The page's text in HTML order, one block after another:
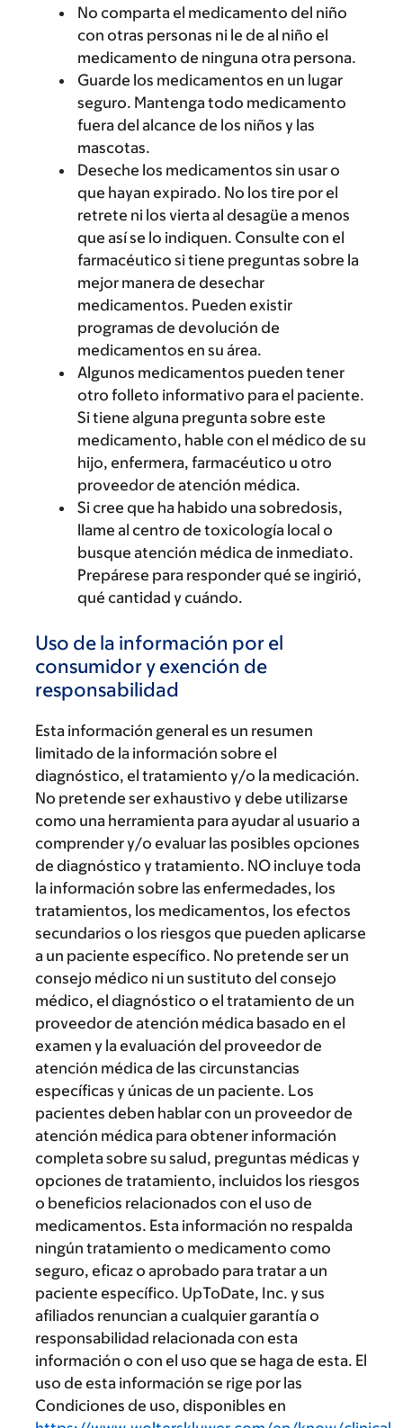
No comparta el medicamento del niño
con otras personas ni le de al niño el
medicamento de ninguna otra persona.
Guarde los medicamentos en un lugar
seguro. Mantenga todo medicamento
fuera del alcance de los niños y las
mascotas.
Deseche los medicamentos sin usar o
que hayan expirado. No los tire por el
retrete ni los vierta al desagüe a menos
que así se lo indiquen. Consulte con el
farmacéutico si tiene preguntas sobre la
mejor manera de desechar
medicamentos. Pueden existir
programas de devolución de
medicamentos en su área.
Algunos medicamentos pueden tener
otro folleto informativo para el paciente.
Si tiene alguna pregunta sobre este
medicamento, hable con el médico de su
hijo, enfermera, farmacéutico u otro
proveedor de atención médica.
Si cree que ha habido una sobredosis,
llame al centro de toxicología local o
busque atención médica de inmediato.
Prepárese para responder qué se ingirió,
qué cantidad y cuándo.
Uso de la información por el
consumidor y exención de
responsabilidad
Esta información general es un resumen
limitado de la información sobre el
diagnóstico, el tratamiento y/o la medicación.
No pretende ser exhaustivo y debe utilizarse
como una herramienta para ayudar al usuario a
comprender y/o evaluar las posibles opciones
de diagnóstico y tratamiento. NO incluye toda
la información sobre las enfermedades, los
tratamientos, los medicamentos, los efectos
secundarios o los riesgos que pueden aplicarse
a un paciente específico. No pretende ser un
consejo médico ni un sustituto del consejo
médico, el diagnóstico o el tratamiento de un
proveedor de atención médica basado en el
examen y la evaluación del proveedor de
atención médica de las circunstancias
específicas y únicas de un paciente. Los
pacientes deben hablar con un proveedor de
atención médica para obtener información
completa sobre su salud, preguntas médicas y
opciones de tratamiento, incluidos los riesgos
o beneficios relacionados con el uso de
medicamentos. Esta información no respalda
ningún tratamiento o medicamento como
seguro, eficaz o aprobado para tratar a un
paciente específico. UpToDate, Inc. y sus
afiliados renuncian a cualquier garantía o
responsabilidad relacionada con esta
información o con el uso que se haga de esta. El
uso de esta información se rige por las
Condiciones de uso, disponibles en